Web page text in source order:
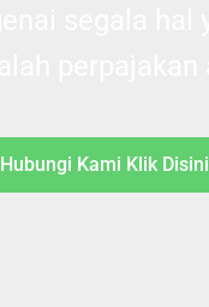
Hubungi Kami Klik Disini